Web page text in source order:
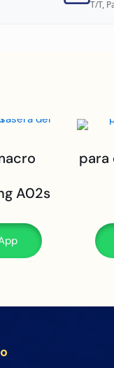
T/T,
A02s
para